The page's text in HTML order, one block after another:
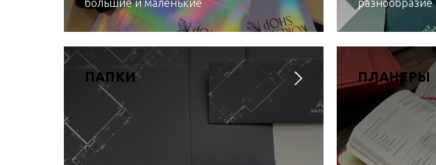
большие и маленькие
ПАПКИ ПЛАНЕРЫ